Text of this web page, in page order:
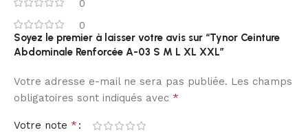
0
0
Soyez le premier à laisser votre avis sur “Tynor Ceinture
Abdominale Renforcée A-03 S M L XL XXL”
Votre adresse e-mail ne sera pas publiée. Les champs
obligatoires sont indiqués avec *
Votre note *